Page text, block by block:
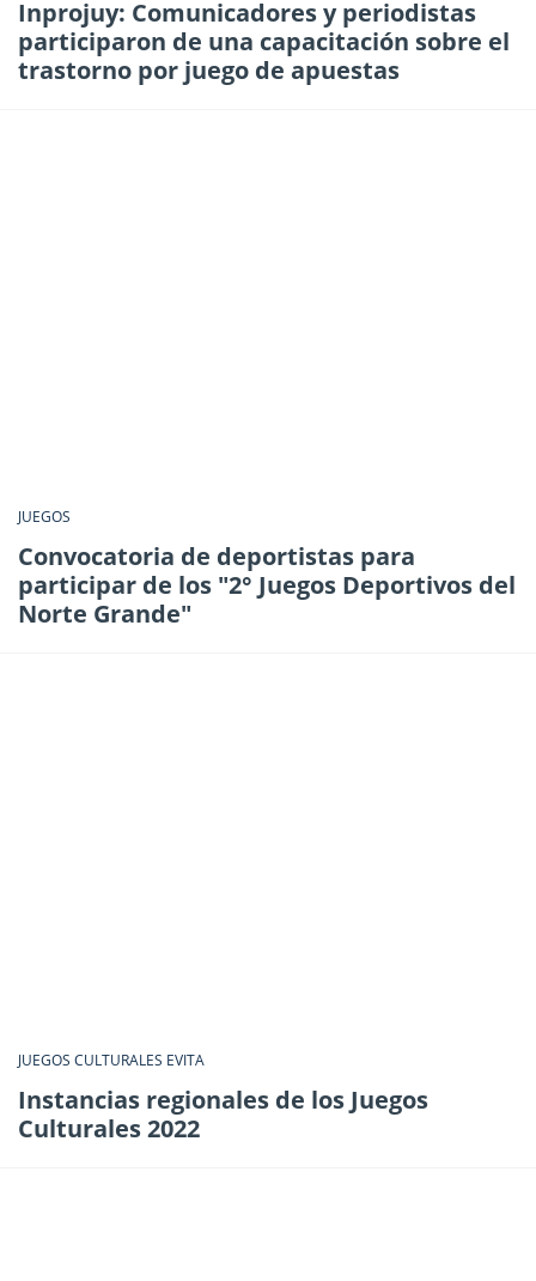
Inprojuy: Comunicadores y periodistas
participaron de una capacitación sobre el
trastorno por juego de apuestas
JUEGOS
Convocatoria de deportistas para
participar de los "2° Juegos Deportivos del
Norte Grande"
JUEGOS CULTURALES EVITA
Instancias regionales de los Juegos
Culturales 2022